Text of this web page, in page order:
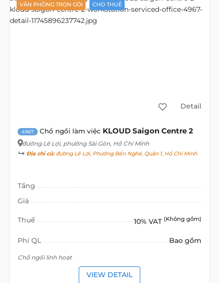
VĂN PHÒNG TRỌN GÓI CHO THUÊ
Detail
4967 Chổ ngồi làm việc KLOUD Saigon Centre 2
đường Lê Lợi, phường Sài Gòn, Hồ Chí Minh
Địa chỉ cũ:đường Lê Lợi, Phường Bến Nghé, Quận 1, Hồ Chí Minh
Tầng
Giá
Thuế 10% VAT (Không gồm)
Phí QL Bao gồm
Chỗ ngồi linh hoạt
VIEW DETAIL